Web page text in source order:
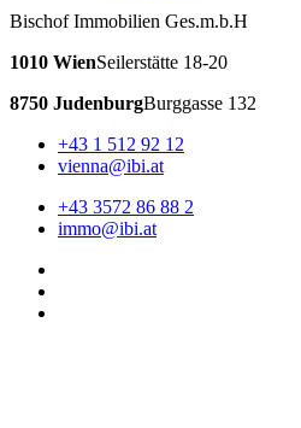
Bischof Immobilien Ges.m.b.H
1010 WienSeilerstätte 18-20
8750 JudenburgBurggasse 132
+43 1 512 92 12
vienna@ibi.at
+43 3572 86 88 2
immo@ibi.at